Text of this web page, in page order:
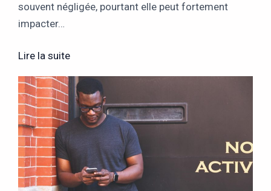
souvent négligée, pourtant elle peut fortement
impacter…
Lire la suite